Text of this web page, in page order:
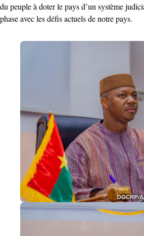
du peuple à doter le pays d’un système
phase avec les défis actuels de notre pays.